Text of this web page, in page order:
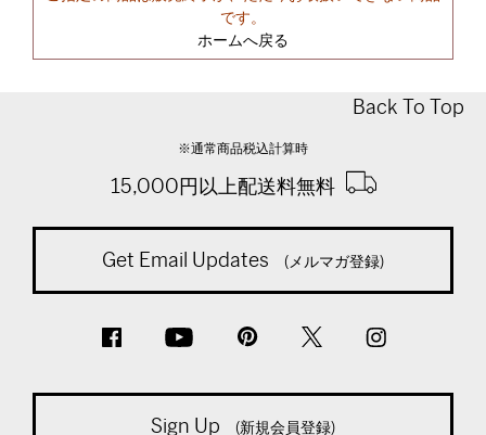
です。
ホームへ戻る
Back To Top
※通常商品税込計算時
15,000円以上配送料無料
Get Email Updates (メルマガ登録)
Sign Up (新規会員登録)